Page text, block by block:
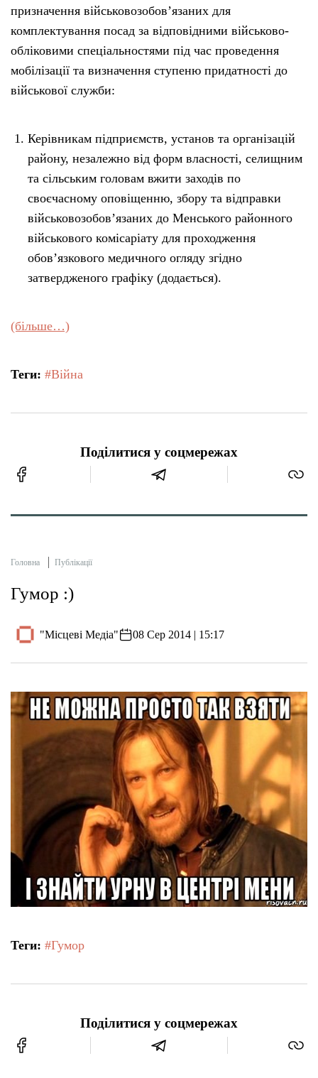
призначення військовозобов’язаних для
комплектування посад за відповідними військово-
обліковими спеціальностями під час проведення
мобілізації та визначення ступеню придатності до
військової служби:
Керівникам підприємств, установ та організацій
району, незалежно від форм власності, селищним
та сільським головам вжити заходів по
своєчасному оповіщенню, збору та відправки
військовозобов’язаних до Менського районного
військового комісаріату для проходження
обов’язкового медичного огляду згідно
затвердженого графіку (додається).
(більше…)
Теги: #Війна
Поділитися у соцмережах
Головна Публікації
Гумор :)
"Місцеві Медіа" 08 Сер 2014 | 15:17
Теги: #Гумор
Поділитися у соцмережах